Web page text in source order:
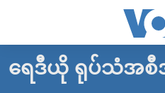
လွယ်ကူ
မူလစာမျက်နှာ
ရေဒီယို ရုပ်သံအစီ